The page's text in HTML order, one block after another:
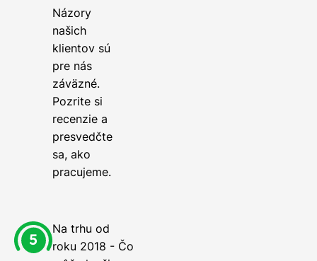
Názory
našich
klientov sú
pre nás
záväzné.
Pozrite si
recenzie a
presvedčte
sa, ako
pracujeme.
Na trhu od
roku 2018 - Čo